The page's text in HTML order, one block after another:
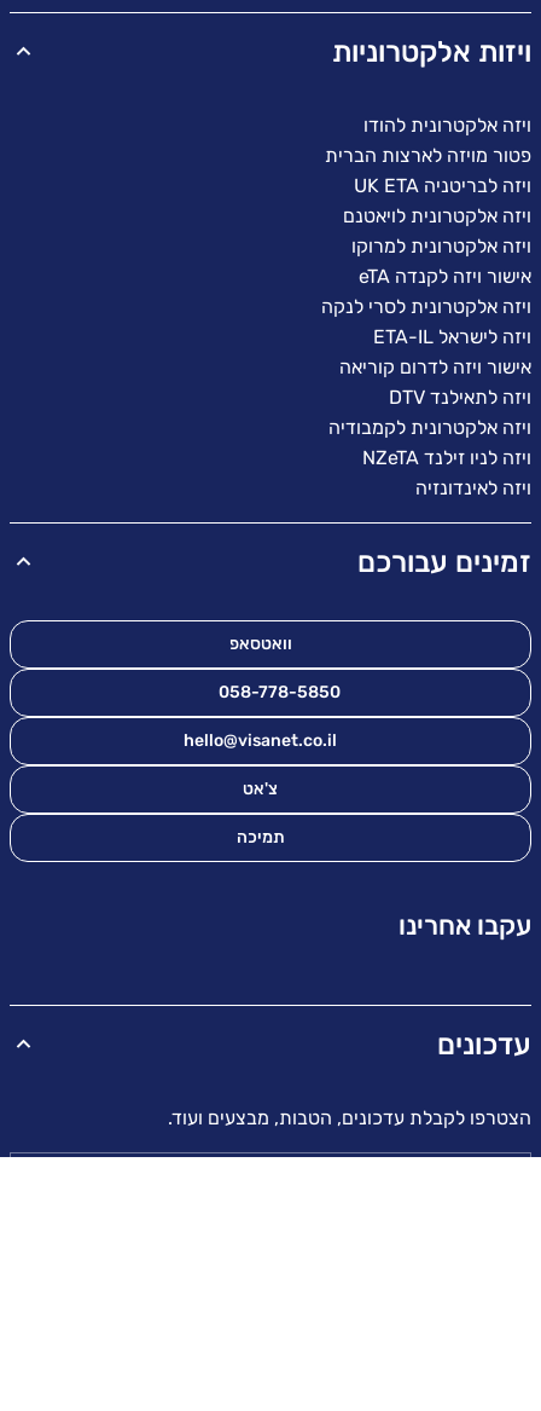
ויזות אלקטרוניות
ויזה אלקטרונית להודו
פטור מויזה לארצות הברית
ויזה לבריטניה UK ETA
ויזה אלקטרונית לויאטנם
ויזה אלקטרונית למרוקו
אישור ויזה לקנדה eTA
ויזה אלקטרונית לסרי לנקה
ויזה לישראל ETA-IL
אישור ויזה לדרום קוריאה
ויזה לתאילנד DTV
ויזה אלקטרונית לקמבודיה
ויזה לניו זילנד NZeTA
ויזה לאינדונזיה
זמינים עבורכם
וואטסאפ
058-778-5850
hello@visanet.co.il
צ'אט
תמיכה
עקבו אחרינו
עדכונים
הצטרפו לקבלת עדכונים, הטבות, מבצעים ועוד.